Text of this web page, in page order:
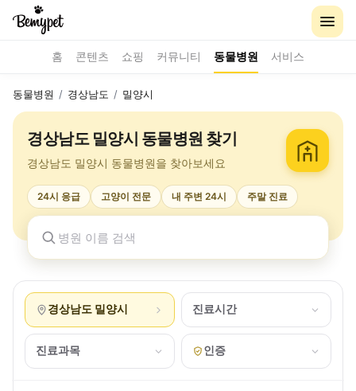
홈 콘텐츠 쇼핑 커뮤니티 동물병원 서비스
동물병원 / 경상남도 / 밀양시
경상남도 밀양시 동물병원 찾기
경상남도 밀양시 동물병원을 찾아보세요
24시 응급 고양이 전문 내 주변 24시 주말 진료
경상남도 밀양시 진료시간
진료과목 인증